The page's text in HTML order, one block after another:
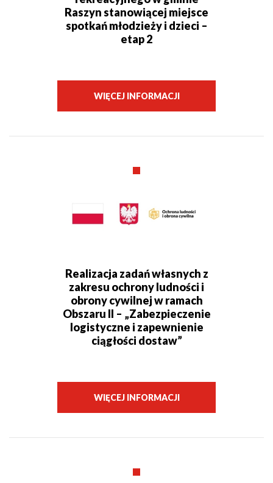
Raszyn stanowiącej miejsce
spotkań młodzieży i dzieci –
etap 2
WIĘCEJ INFORMACJI
Realizacja zadań własnych z
zakresu ochrony ludności i
obrony cywilnej w ramach
Obszaru II – „Zabezpieczenie
logistyczne i zapewnienie
ciągłości dostaw”
WIĘCEJ INFORMACJI